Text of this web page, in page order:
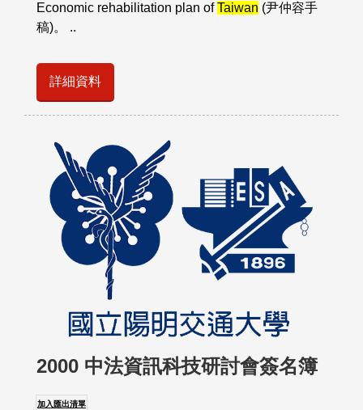
Economic rehabilitation plan ofTaiwan (尹仲容手
稿)。 ..
詳細資料
2000 中法資訊科技研討會簽名簿
加入匯出清單